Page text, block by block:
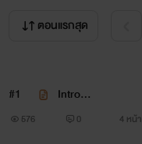
ตอนแรกสุด
#1 Intro…
576 0 4 หน้า